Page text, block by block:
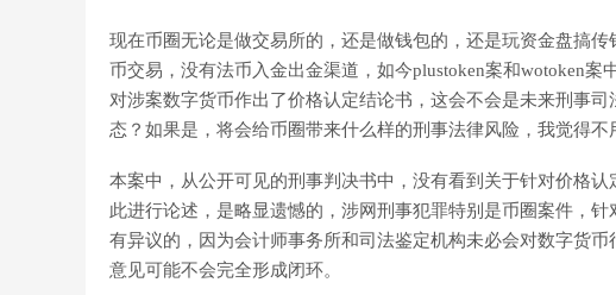
现在币圈无论是做交易所的，还是做钱包的，还是玩资金盘搞
币交易，没有法币入金出金渠道，如今plustoken案和wotoken
对涉案数字货币作出了价格认定结论书，这会不会是未来刑事
态？如果是，将会给币圈带来什么样的刑事法律风险，我觉得不
本案中，从公开可见的刑事判决书中，没有看到关于针对价格
此进行论述，是略显遗憾的，涉网刑事犯罪特别是币圈案件，
有异议的，因为会计师事务所和司法鉴定机构未必会对数字货
意见可能不会完全形成闭环。